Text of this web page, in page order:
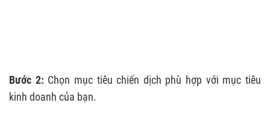
Bước 2: Chọn mục tiêu chiến dịch phù hợp với mục tiêu
kinh doanh của bạn.